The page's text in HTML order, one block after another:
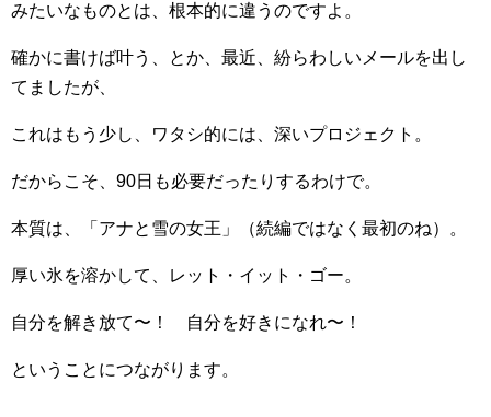
みたいなものとは、根本的に違うのですよ。
確かに書けば叶う、とか、最近、紛らわしいメールを出し
てましたが、
これはもう少し、ワタシ的には、深いプロジェクト。
だからこそ、90日も必要だったりするわけで。
本質は、「アナと雪の女王」（続編ではなく最初のね）。
厚い氷を溶かして、レット・イット・ゴー。
自分を解き放て〜！ 自分を好きになれ〜！
ということにつながります。